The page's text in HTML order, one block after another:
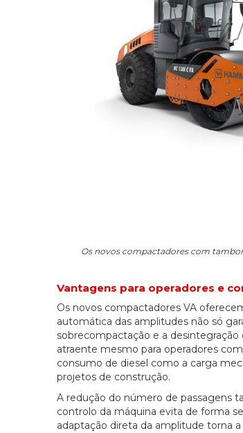
Os novos compactadores com
Vantagens para operadores e
Os novos compactadores VA
automática das amplitudes não só
sobrecompactação e a desintegração
atraente mesmo para operadores
consumo de diesel como a carga
projetos de construção.
A redução do número de passagens
controlo da máquina evita de forma
adaptação direta da amplitude torna